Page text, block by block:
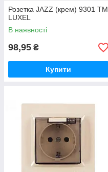
Розетка JAZZ (крем) 9301 ТМ
LUXEL
В наявності
98,95 ₴
Купити